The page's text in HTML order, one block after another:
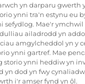
yn darparu gwerth
ynni tra'n estynu eu
sefydlog. Mae'r
ailadrodd yn
amgylcheddol yn y
ynni gartref. Mae
storio ynni heddiw yn
yn dod yn fwy
i'r amser fynd yn ôl.